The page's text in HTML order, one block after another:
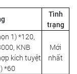
Tình
trạng
1) *120,
KNB
kích tuyệt
*60
Mới
nhất